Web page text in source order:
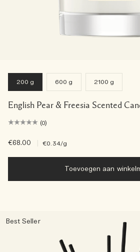
200 g 600 g 2100 g
English Pear & Freesia Scented
(0)
€68.00 €0.34/g
Toevoegen aan
Best Seller